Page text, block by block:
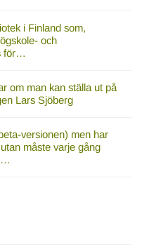
i Finland som,
och
för…
om man kan ställa ut på
Lars Sjöberg
versionen) men har
måste varje gång